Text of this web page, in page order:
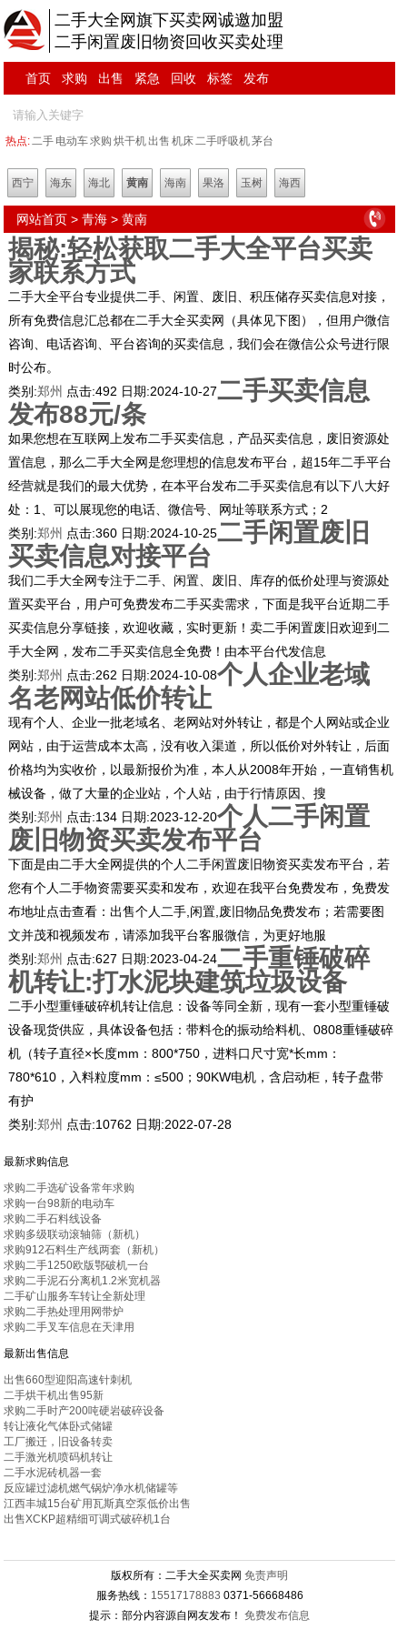
二手大全网旗下买卖网诚邀加盟
二手闲置废旧物资回收买卖处理
首页 求购 出售 紧急 回收 标签 发布
热点:二手 电动车求购 烘干机出售 机床二手呼吸机茅台
西宁 海东 海北 黄南 海南 果洛 玉树 海西
网站首页 >青海 >黄南
揭秘:轻松获取二手大全平台买卖
家联系方式
二手大全平台专业提供二手、闲置、废旧、积压储存买卖信息对接，
所有免费信息汇总都在二手大全买卖网（具体见下图），但用户微信
咨询、电话咨询、平台咨询的买卖信息，我们会在微信公众号进行限
时公布。
类别:郑州 点击:492 日期:2024-10-27二手买卖信息
发布88元/条
如果您想在互联网上发布二手买卖信息，产品买卖信息，废旧资源处
置信息，那么二手大全网是您理想的信息发布平台，超15年二手平台
经营就是我们的最大优势，在本平台发布二手买卖信息有以下八大好
处：1、可以展现您的电话、微信号、网址等联系方式；2
类别:郑州 点击:360 日期:2024-10-25二手闲置废旧
买卖信息对接平台
我们二手大全网专注于二手、闲置、废旧、库存的低价处理与资源处
置买卖平台，用户可免费发布二手买卖需求，下面是我平台近期二手
买卖信息分享链接，欢迎收藏，实时更新！卖二手闲置废旧欢迎到二
手大全网，发布二手买卖信息全免费！由本平台代发信息
类别:郑州 点击:262 日期:2024-10-08个人企业老域
名老网站低价转让
现有个人、企业一批老域名、老网站对外转让，都是个人网站或企业
网站，由于运营成本太高，没有收入渠道，所以低价对外转让，后面
价格均为实收价，以最新报价为准，本人从2008年开始，一直销售机
械设备，做了大量的企业站，个人站，由于行情原因、搜
类别:郑州 点击:134 日期:2023-12-20个人二手闲置
废旧物资买卖发布平台
下面是由二手大全网提供的个人二手闲置废旧物资买卖发布平台，若
您有个人二手物资需要买卖和发布，欢迎在我平台免费发布，免费发
布地址点击查看：出售个人二手,闲置,废旧物品免费发布；若需要图
文并茂和视频发布，请添加我平台客服微信，为更好地服
类别:郑州 点击:627 日期:2023-04-24二手重锤破碎
机转让:打水泥块建筑垃圾设备
二手小型重锤破碎机转让信息：设备等同全新，现有一套小型重锤破
设备现货供应，具体设备包括：带料仓的振动给料机、0808重锤破碎
机（转子直径×长度mm：800*750，进料口尺寸宽*长mm：
780*610，入料粒度mm：≤500；90KW电机，含启动柜，转子盘带
有护
类别:郑州 点击:10762 日期:2022-07-28
最新求购信息
求购二手选矿设备常年求购
求购一台98新的电动车
求购二手石料线设备
求购多级联动滚轴筛（新机）
求购912石料生产线两套（新机）
求购二手1250欧版鄂破机一台
求购二手泥石分离机1.2米宽机器
二手矿山服务车转让全新处理
求购二手热处理用网带炉
求购二手叉车信息在天津用
最新出售信息
出售660型迎阳高速针刺机
二手烘干机出售95新
求购二手时产200吨硬岩破碎设备
转让液化气体卧式储罐
工厂搬迁，旧设备转卖
二手激光机喷码机转让
二手水泥砖机器一套
反应罐过滤机燃气锅炉净水机储罐等
江西丰城15台矿用瓦斯真空泵低价出售
出售XCKP超精细可调式破碎机1台
版权所有：二手大全买卖网免责声明
服务热线： 15517178883 0371-56668486
提示：部分内容源自网友发布！免费发布信息